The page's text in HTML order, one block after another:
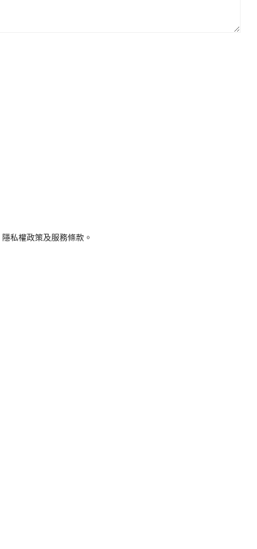
隱私權政策及服務條款 。